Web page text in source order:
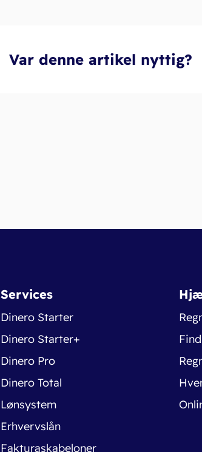
Var denne artikel nyttig?
Services
Dinero Starter
Dinero Starter+
Dinero Pro
Dinero Total
Lønsystem
Erhvervslån
Fakturaskabeloner